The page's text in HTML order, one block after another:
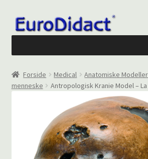
Spring
til
Spring
til
Om os
Kontakt formular
Din Konto
Forside Medical Anatomiske Modeller
menneske
Antropologisk Kranie Model –